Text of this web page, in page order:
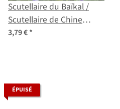
Scutellaire du Baïkal /
Scutellaire de Chine
(Scutellaria baicalensis)
3,79 €*
ÉPUISÉ